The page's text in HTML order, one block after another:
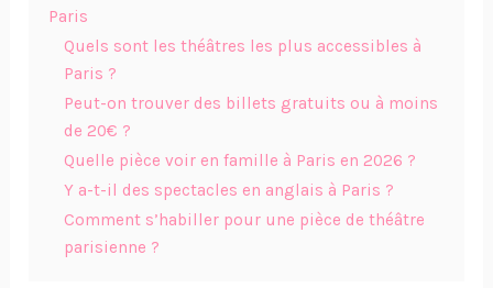
Paris
Quels sont les théâtres les plus accessibles à
Paris ?
Peut-on trouver des billets gratuits ou à moins
de 20€ ?
Quelle pièce voir en famille à Paris en 2026 ?
Y a-t-il des spectacles en anglais à Paris ?
Comment s’habiller pour une pièce de théâtre
parisienne ?